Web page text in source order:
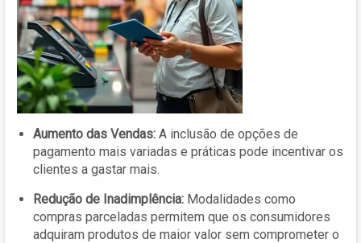
Aumento das Vendas: A inclusão de opções de
pagamento mais variadas e práticas pode incentivar os
clientes a gastar mais.
Redução de Inadimplência: Modalidades como
compras parceladas permitem que os consumidores
adquiram produtos de maior valor sem comprometer o